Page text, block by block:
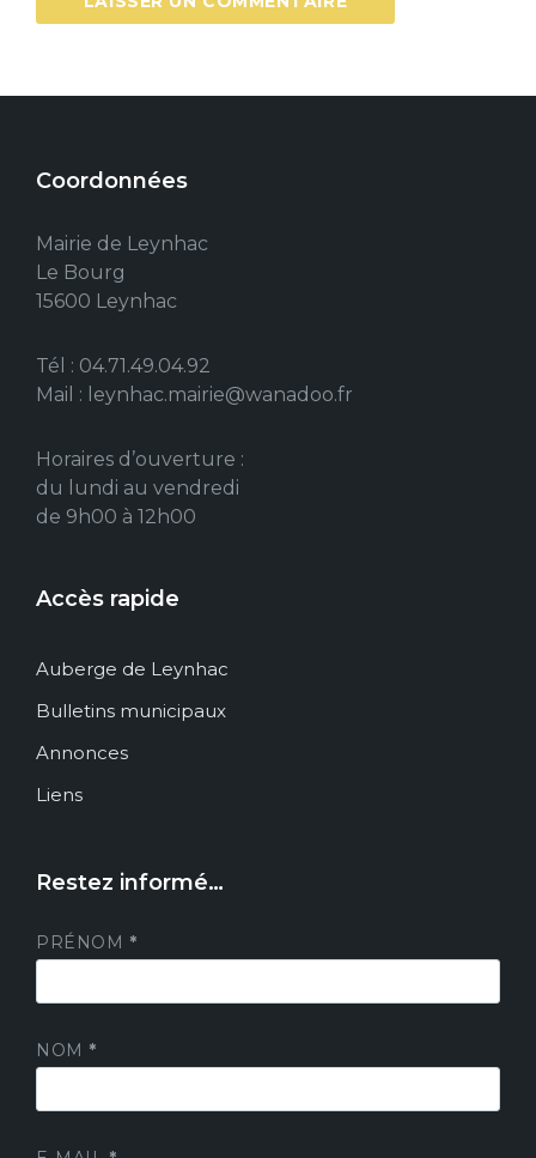
Coordonnées
Mairie de Leynhac
Le Bourg
15600 Leynhac
Tél : 04.71.49.04.92
Mail : leynhac.mairie@wanadoo.fr
Horaires d’ouverture :
du lundi au vendredi
de 9h00 à 12h00
Accès rapide
Auberge de Leynhac
Bulletins municipaux
Annonces
Liens
Restez informé…
PRÉNOM *
NOM *